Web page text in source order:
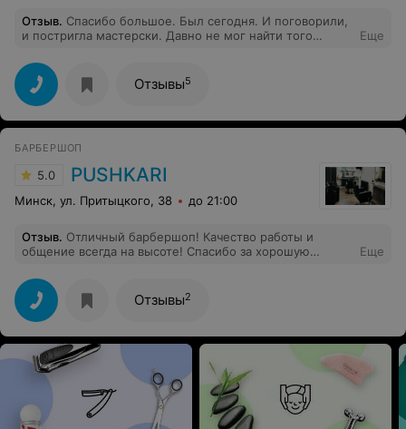
Отзыв. Спасибо большое. Был сегодня. И поговорили,
и постригла мастерски. Давно не мог найти того
меня понять и угодить. Спасибо огромное. Приеду к
ней еще не раз.
Еще
Отзывы5
БАРБЕРШОП
5.0 PUSHKARI
Минск, ул. Притыцкого, 38 до 21:00
Отзыв. Отличный барбершоп! Качество работы и
общение всегда на высоте! Спасибо за хорошую
Еще
Отзывы2